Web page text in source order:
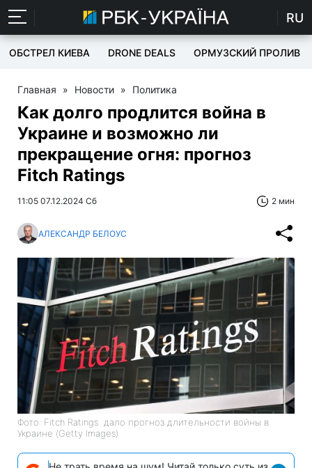
RU
ОБСТРЕЛ КИЕВА DRONE DEALS ОРМУЗСКИЙ ПРОЛИВ
Главная » Новости » Политика
Как долго продлится война в
Украине и возможно ли
прекращение огня: прогноз
Fitch Ratings
11:05 07.12.2024 Сб 2 мин
АЛЕКСАНДР БЕЛОУС
Фото: Fitch Ratings дало прогноз длительности войны в
Украине (Getty Images)